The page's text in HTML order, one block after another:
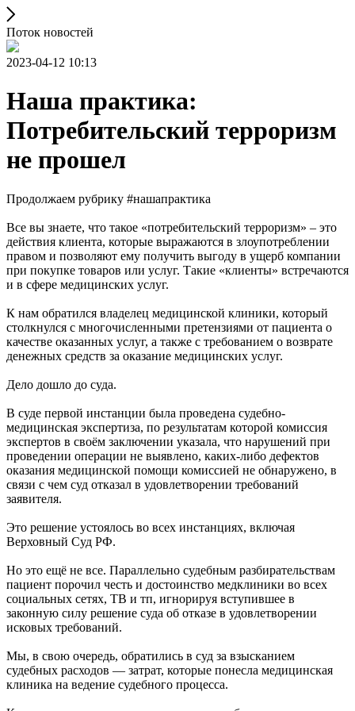
Поток новостей
2023-04-12 10:13
Наша практика:
Потребительский терроризм
не прошел
Продолжаем рубрику #нашапрактика
Все вы знаете, что такое «потребительский терроризм» – это
действия клиента, которые выражаются в злоупотреблении
правом и позволяют ему получить выгоду в ущерб компании
при покупке товаров или услуг. Такие «клиенты» встречаются
и в сфере медицинских услуг.
К нам обратился владелец медицинской клиники, который
столкнулся с многочисленными претензиями от пациента о
качестве оказанных услуг, а также с требованием о возврате
денежных средств за оказание медицинских услуг.
Дело дошло до суда.
В суде первой инстанции была проведена судебно-
медицинская экспертиза, по результатам которой комиссия
экспертов в своём заключении указала, что нарушений при
проведении операции не выявлено, каких-либо дефектов
оказания медицинской помощи комиссией не обнаружено, в
связи с чем суд отказал в удовлетворении требований
заявителя.
Это решение устоялось во всех инстанциях, включая
Верховный Суд РФ.
Но это ещё не все. Параллельно судебным разбирательствам
пациент порочил честь и достоинство медклиники во всех
социальных сетях, ТВ и тп, игнорируя вступившее в
законную силу решение суда об отказе в удовлетворении
исковых требований.
Мы, в свою очередь, обратились в суд за взысканием
судебных расходов — затрат, которые понесла медицинская
клиника на ведение судебного процесса.